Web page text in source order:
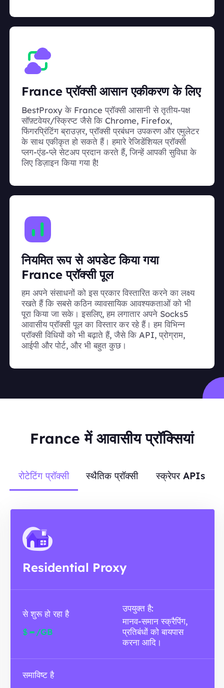
France प्रॉक्सी आसान एकीकरण के लिए
BestProxy के France प्रॉक्सी आसानी से तृतीय-पक्ष
सॉफ़्टवेयर/स्क्रिप्ट जैसे कि Chrome, Firefox,
फिंगरप्रिंटिंग ब्राउज़र, प्रॉक्सी प्रबंधन उपकरण और एमुलेटर
के साथ एकीकृत हो सकते हैं। हमारे रेजिडेंशियल प्रॉक्सी
प्लग-एंड-प्ले सेटअप प्रदान करते हैं, जिन्हें आपकी सुविधा के
लिए डिज़ाइन किया गया है!
नियमित रूप से अपडेट किया गया
France प्रॉक्सी पूल
हम अपने संसाधनों को इस प्रकार विस्तारित करने का लक्ष्य
रखते हैं कि सबसे कठिन व्यावसायिक आवश्यकताओं को भी
पूरा किया जा सके। इसलिए, हम लगातार अपने Socks5
आवासीय प्रॉक्सी पूल का विस्तार कर रहे हैं। हम विभिन्न
प्रॉक्सी विधियों को भी बढ़ाते हैं, जैसे कि API, प्रोग्राम,
आईपी और पोर्ट, और भी बहुत कुछ।
France में आवासीय प्रॉक्सियां
रोटेटिंग प्रॉक्सी स्थैतिक प्रॉक्सी स्क्रेपर APIs
Residential Proxy
से शुरू हो रहा है
$- /GB
उपयुक्त है:
मानव-समान स्क्रैपिंग,
प्रतिबंधों को बायपास
करना आदि।
समाविष्ट है